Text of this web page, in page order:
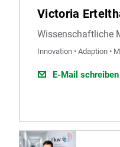
Victoria
Wissenschaftliche
Innovation • Adaption •
E-Mail schreiben